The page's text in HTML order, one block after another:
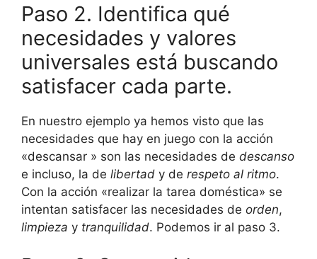
Paso 2. Identifica qué
necesidades y valores
universales está buscando
satisfacer cada parte.
En nuestro ejemplo ya hemos visto que las
necesidades que hay en juego con la acción
«descansar » son las necesidades de descanso
e incluso, la de libertad y de respeto al ritmo.
Con la acción «realizar la tarea doméstica» se
intentan satisfacer las necesidades de orden,
limpieza y tranquilidad. Podemos ir al paso 3.